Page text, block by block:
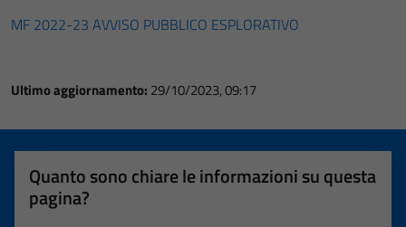
MF 2022-23 AVVISO PUBBLICO ESPLORATIVO
Ultimo aggiornamento: 29/10/2023, 09:17
Quanto sono chiare le informazioni su questa
pagina?